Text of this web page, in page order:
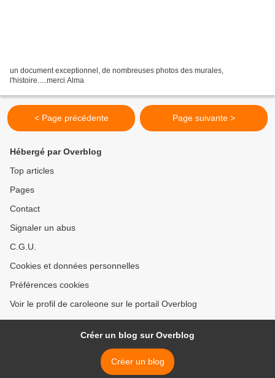
un document exceptionnel, de nombreuses photos des murales,
l'histoire.....merci Alma
< Page précédente Page suivante >
Hébergé par Overblog
Top articles
Pages
Contact
Signaler un abus
C.G.U.
Cookies et données personnelles
Préférences cookies
Voir le profil de caroleone sur le portail Overblog
Créer un blog sur Overblog
Créer un blog